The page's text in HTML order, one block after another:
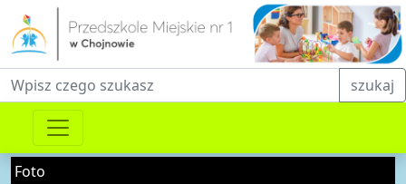
Fraza do wyszukiwania szukaj
Foto